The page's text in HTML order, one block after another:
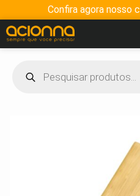
Confira agora nosso